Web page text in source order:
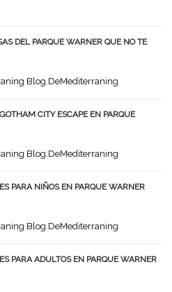
DEL PARQUE WARNER QUE NO TE
Blog.DeMediterraning
CITY ESCAPE EN PARQUE
Blog.DeMediterraning
PARA NIÑOS EN PARQUE WARNER
Blog.DeMediterraning
PARA ADULTOS EN PARQUE WARNER